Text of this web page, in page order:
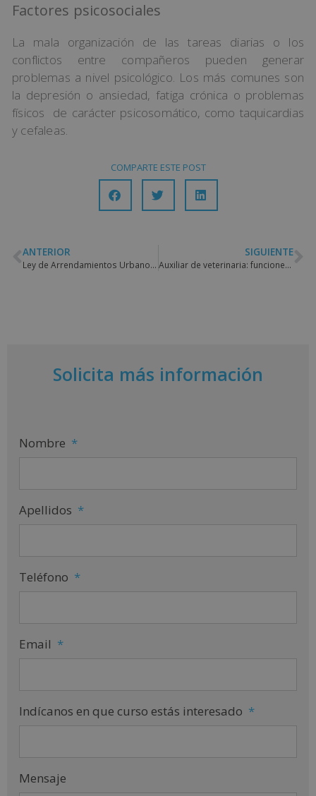
Factores psicosociales
La mala organización de las tareas diarias o los
conflictos entre compañeros pueden generar
problemas a nivel psicológico. Los más comunes son
la depresión o ansiedad, fatiga crónica o problemas
físicos de carácter psicosomático, como taquicardias
y cefaleas.
COMPARTE ESTE POST
ANTERIOR
Ley de Arrendamientos Urbanos: qué regula y qué novedades tiene
SIGUIENTE
Auxiliar de veterinaria: funciones y cualidades necesarias
Solicita más información
Nombre *
Apellidos *
Teléfono *
Email *
Indícanos en que curso estás interesado *
Mensaje